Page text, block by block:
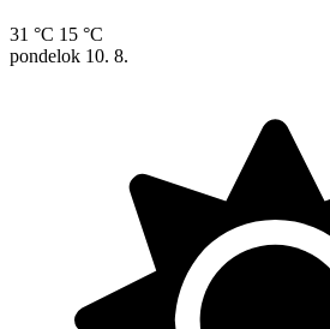
31 °C 15 °C
pondelok 10. 8.